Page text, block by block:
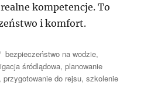
kompetencje. To
i komfort.
Tagi
bezpieczeństwo na wodzie,
śródlądowa,planowanie
,przygotowanie do rejsu,szkolenie